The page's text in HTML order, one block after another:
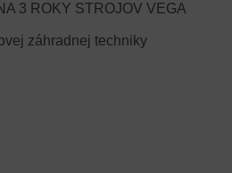
3 ROKY STROJOV VEGA
záhradnej techniky